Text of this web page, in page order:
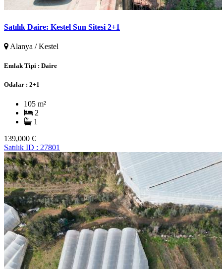
Satılık Daire: Kestel Sun Sitesi 2+1
Alanya / Kestel
Emlak Tipi : Daire
Odalar : 2+1
105 m²
2
1
139,000 €
Satılık ID : 27801